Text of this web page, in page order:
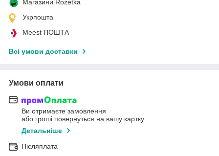
Магазини Rozetka
Укрпошта
Meest ПОШТА
Всі умови доставки
Умови оплати
Ви отримаєте замовлення
або гроші повернуться на вашу картку
Детальніше
Післяплата